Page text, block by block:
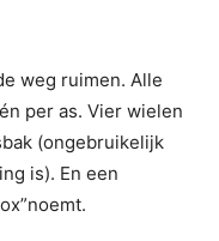
weg ruimen. Alle
per as. Vier wielen
(ongebruikelijk
is). En een